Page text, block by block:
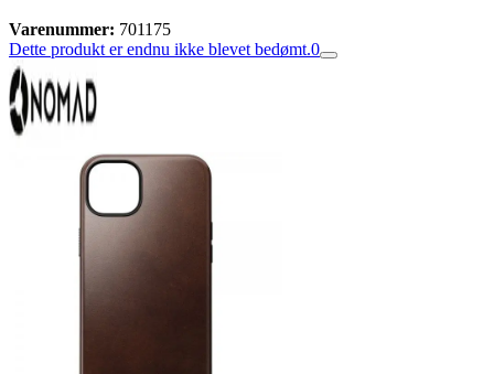
Varenummer: 701175
Dette produkt er endnu ikke blevet bedømt.0